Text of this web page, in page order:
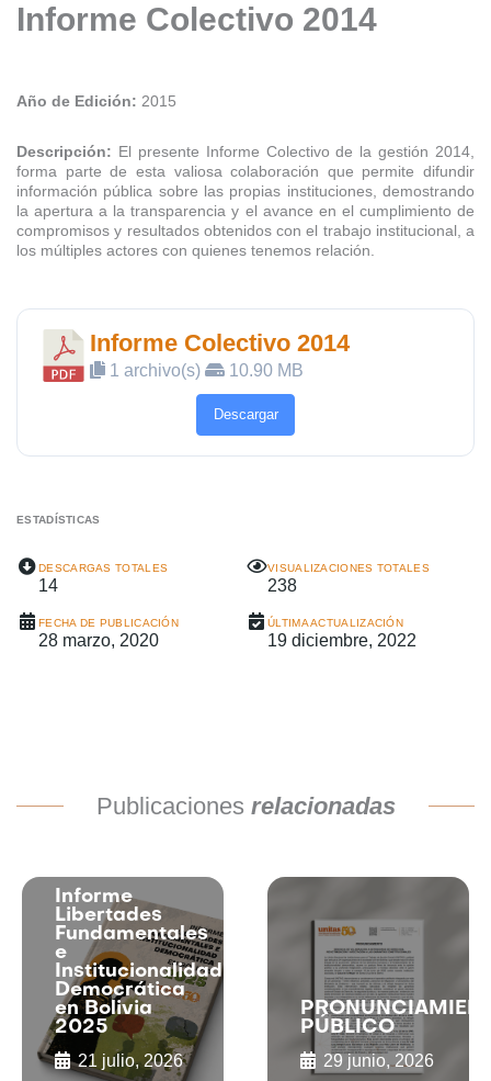
Informe Colectivo 2014
Año de Edición: 2015
Descripción: El presente Informe Colectivo de la gestión 2014,
forma parte de esta valiosa colaboración que permite difundir
información pública sobre las propias instituciones, demostrando
la apertura a la transparencia y el avance en el cumplimiento de
compromisos y resultados obtenidos con el trabajo institucional, a
los múltiples actores con quienes tenemos relación.
Informe Colectivo 2014
1 archivo(s) 10.90 MB
Descargar
ESTADÍSTICAS
DESCARGAS TOTALES
14
VISUALIZACIONES TOTALES
238
FECHA DE PUBLICACIÓN
28 marzo, 2020
ÚLTIMA ACTUALIZACIÓN
19 diciembre, 2022
Publicaciones relacionadas
Informe
Libertades
Fundamentales
e
Institucionalidad
Democrática
en Bolivia
2025
21 julio, 2026
PÚBLICO
29 junio, 2026